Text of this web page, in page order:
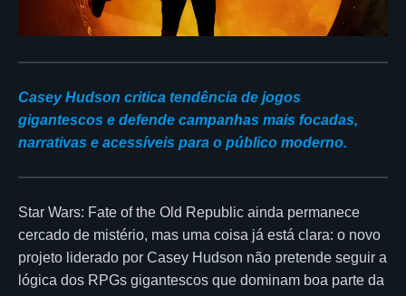
Casey Hudson critica tendência de jogos
gigantescos e defende campanhas mais focadas,
narrativas e acessíveis para o público moderno.
Star Wars: Fate of the Old Republic ainda permanece
cercado de mistério, mas uma coisa já está clara: o novo
projeto liderado por Casey Hudson não pretende seguir a
lógica dos RPGs gigantescos que dominam boa parte da